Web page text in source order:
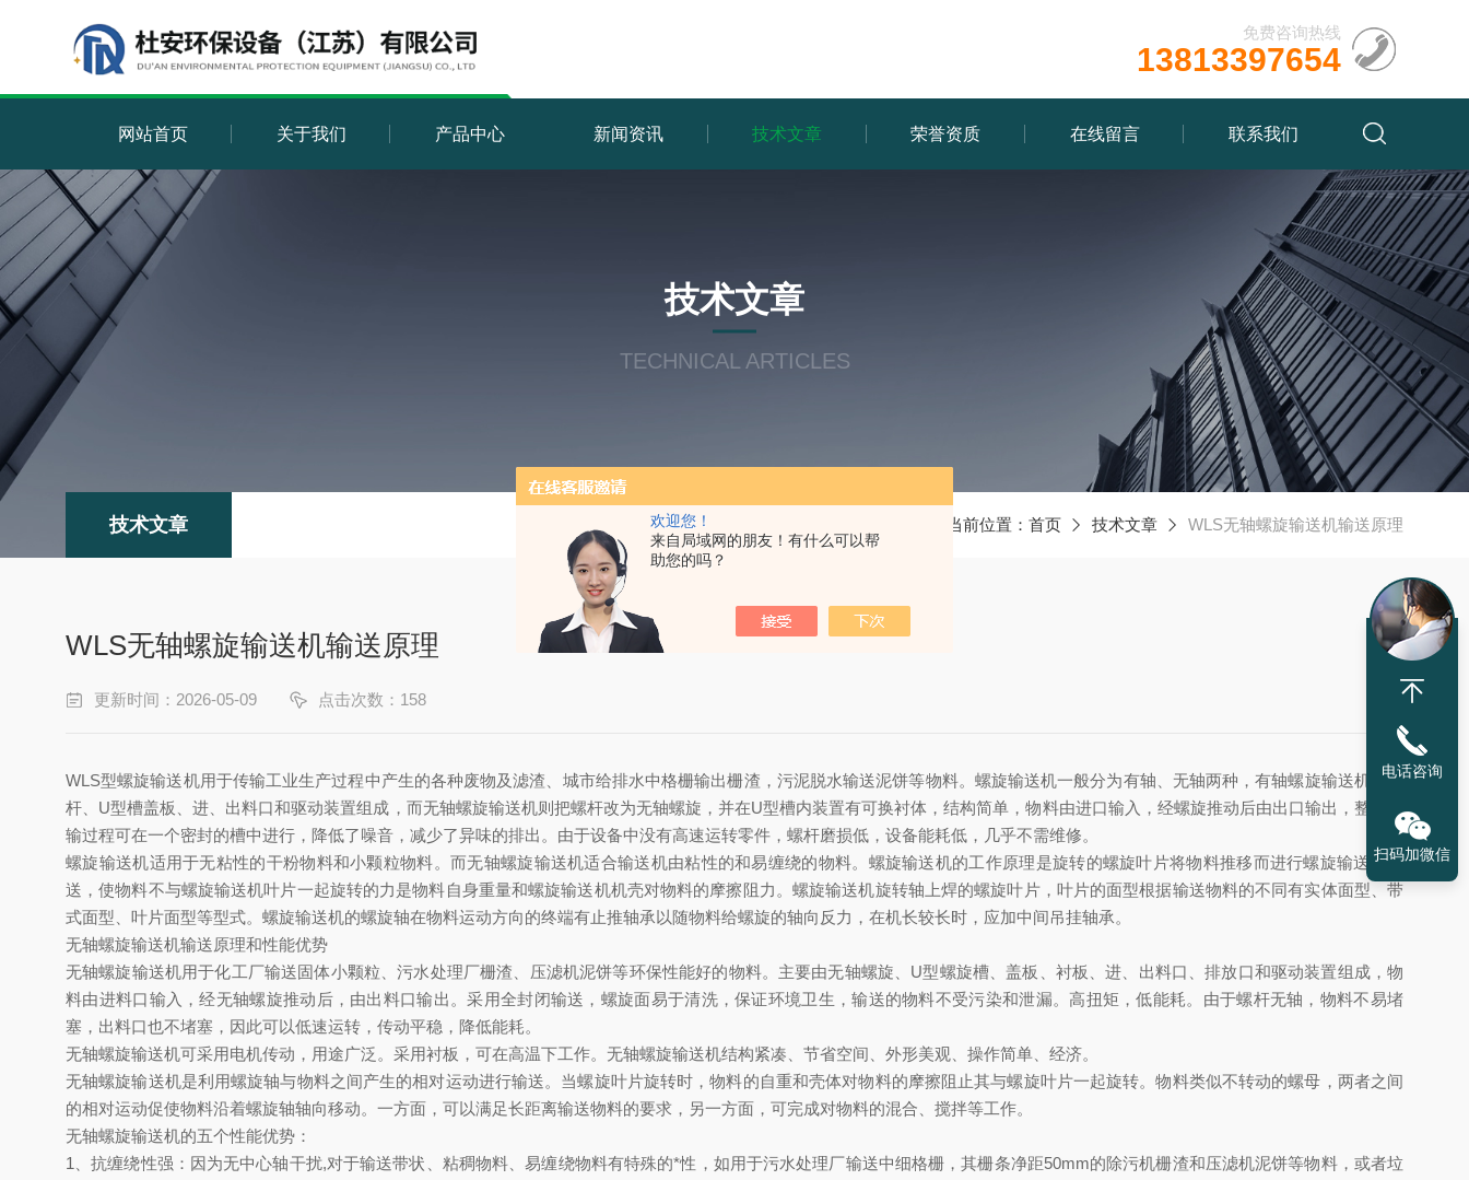
欢迎您！
来自局域网的朋友！有什么可以帮
助您的吗？
免费咨询热线
13813397654
网站首页 关于我们 产品中心 新闻资讯 技术文章 荣誉资质 在线留言 联系我们
技术文章
TECHNICAL ARTICLES
技术文章 当前位置： 首页 技术文章 WLS无轴螺旋输送机输送原理
WLS无轴螺旋输送机输送原理
更新时间：2026-05-09 点击次数：158
WLS型螺旋输送机用于传输工业生产过程中产生的各种废物及滤渣、城市给排水中格栅输出栅渣，污泥脱水输送泥饼等物料。螺旋输送机一般分为有轴、无轴两种，有轴螺旋输送机由螺
杆、 U型槽盖板、进、出料口和驱动装置组成，而无轴螺旋输送机则把螺杆改为无轴螺旋，并在U型槽内装置有可换衬体，结构简单，物料由进口输入，经螺旋推动后由出口输出，整个传
输过程可在一个密封的槽中进行，降低了噪音，减少了异味的排出。由于设备中没有高速运转零件，螺杆磨损低，设备能耗低，几乎不需维修。
螺旋输送机适用于无粘性的干粉物料和小颗粒物料。而无轴螺旋输送机适合输送机由粘性的和易缠绕的物料。螺旋输送机的工作原理是旋转的螺旋叶片将物料推移而进行螺旋输送机输
送，使物料不与螺旋输送机叶片一起旋转的力是物料自身重量和螺旋输送机机壳对物料的摩擦阻力。螺旋输送机旋转轴上焊的螺旋叶片，叶片的面型根据输送物料的不同有实体面型、带
式面型、叶片面型等型式。螺旋输送机的螺旋轴在物料运动方向的终端有止推轴承以随物料给螺旋的轴向反力，在机长较长时，应加中间吊挂轴承。
无轴螺旋输送机输送原理和性能优势
无轴螺旋输送机用于化工厂输送固体小颗粒、污水处理厂栅渣、压滤机泥饼等环保性能好的物料。主要由无轴螺旋、 U型螺旋槽、盖板、衬板、进、出料口、排放口和驱动装置组成，物
料由进料口输入，经无轴螺旋推动后，由出料口输出。采用全封闭输送，螺旋面易于清洗，保证环境卫生，输送的物料不受污染和泄漏。高扭矩，低能耗。由于螺杆无轴，物料不易堵
塞，出料口也不堵塞，因此可以低速运转，传动平稳，降低能耗。
无轴螺旋输送机可采用电机传动，用途广泛。采用衬板，可在高温下工作。无轴螺旋输送机结构紧凑、节省空间、外形美观、操作简单、经济。
无轴螺旋输送机是利用螺旋轴与物料之间产生的相对运动进行输送。当螺旋叶片旋转时，物料的自重和壳体对物料的摩擦阻止其与螺旋叶片一起旋转。物料类似不转动的螺母，两者之间
的相对运动促使物料沿着螺旋轴轴向移动。一方面，可以满足长距离输送物料的要求，另一方面，可完成对物料的混合、搅拌等工作。
无轴螺旋输送机的五个性能优势：
1
、抗缠绕性强：因为无中心轴干扰,对于输送带状、粘稠物料、易缠绕物料有特殊的*性，如用于污水处理厂输送中细格栅，其栅条净距50mm的除污机栅渣和压滤机泥饼等物料，或者垃
电话咨询
扫码加微信